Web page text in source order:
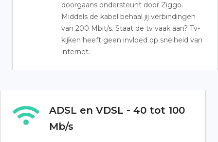
doorgaans ondersteunt door Ziggo.
Middels de kabel behaal jij verbindingen
van 200 Mbit/s. Staat de tv vaak aan? Tv-
kijken heeft geen invloed op snelheid van
internet.
ADSL en VDSL - 40 tot 100
Mb/s